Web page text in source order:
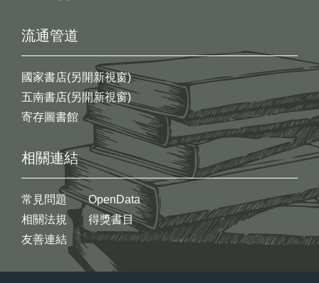
流通管道
國家書店(另開新視窗)
五南書店(另開新視窗)
寄存圖書館
相關連結
常見問題
相關法規
友善連結
OpenData
得獎書目